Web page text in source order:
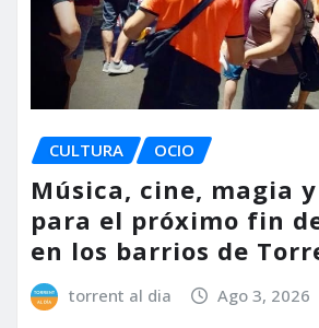
CULTURA OCIO
Música, cine, magia
para el próximo fin
en los barrios de
torrent al dia Ago 3, 2026